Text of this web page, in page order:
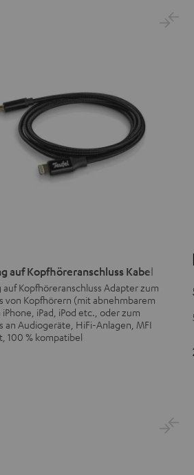
auf Kopfhöreranschluss Kabel
auf Kopfhöreranschluss Adapter zum
von Kopfhörern (mit abnehmbarem
iPhone, iPad, iPod etc., oder zum
an Audiogeräte, HiFi-Anlagen, MFI
100 % kompatibel